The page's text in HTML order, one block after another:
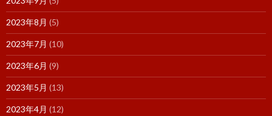
2023年8月 (5)
2023年7月 (10)
2023年6月 (9)
2023年5月 (13)
2023年4月 (12)